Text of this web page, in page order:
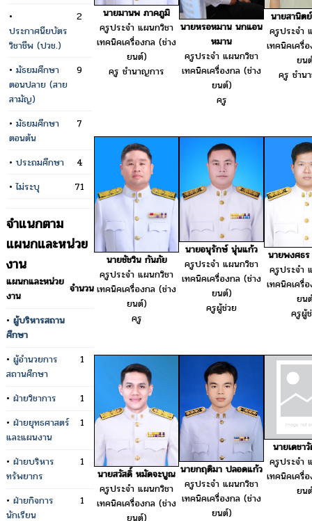
•
ประกาศนียบัตร
วิชาชีพ (ปวช.)
2
• มัธยมศึกษา
ตอนปลาย (สาย
สามัญ)
9
• มัธยมศึกษา
ตอนต้น
7
• ประถมศึกษา
4
•ไม่ระบุ 71
จำแนกตาม
แผนกและหน่วย
งาน
แผนกและหน่วย
งาน
จำนวน
• ผู้บริหารสถาน
ศึกษา
• ผู้อำนวยการ
สถานศึกษา
1
• ฝ่ายวิชาการ
1
• ฝ่ายยุทธศาสตร์
และแผนงาน
1
• ฝ่ายบริหาร
ทรัพยากร
1
• ฝ่ายกิจการ
นักเรียน
1
นายมานพ ภาคภูมิ
ครูประจำ แผนกวิชา
เทคนิคเครื่องกล (ช่าง
ยนต์)
ครู ชำนาญการ
นายหรอหมาน นกแอน
หมาน
ครูประจำ แผนกวิชา
เทคนิคเครื่องกล (ช่าง
ยนต์)
ครู
นายสานิต
ครูประจำ
เทคนิคเครื่
ยน
ครู ชำน
นายชัชวิน กันภัย
ครูประจำ แผนกวิชา
เทคนิคเครื่องกล (ช่าง
ยนต์)
ครู
นายอนุรักษ์ นุ่นแก้ว
ครูประจำ แผนกวิชา
เทคนิคเครื่องกล (ช่าง
ยนต์)
ครูผู้ช่วย
นายพงศธ
ครูประจำ
เทคนิคเครื่
ยน
ครูผู้
นายสวัสดิ์ หมัดจะบูณ
ครูประจำ แผนกวิชา
เทคนิคเครื่องกล (ช่าง
นายกฤติมา ปลอดแก้ว
ครูประจำ แผนกวิชา
เทคนิคเครื่องกล (ช่าง
ยนต์)
นายเดชา
ครูประจำ
เทคนิคเครื่
ยน